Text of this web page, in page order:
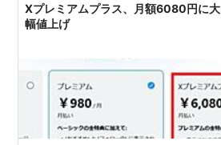
Xプレミアムプラス、月額6080円に大
幅値上げ